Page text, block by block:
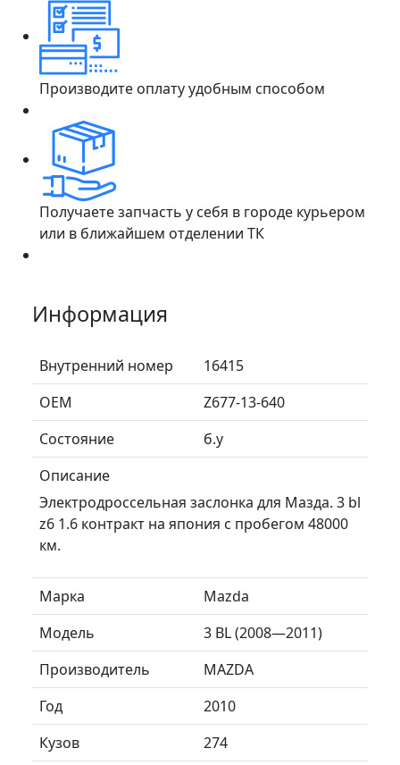
Производите оплату удобным способом
Получаете запчасть у себя в городе курьером
или в ближайшем отделении ТК
Информация
Внутренний номер
16415
ОЕМ
Z677-13-640
Состояние
б.у
Описание
Электродроссельная заслонка для Мазда. 3 bl
z6 1.6 контракт на япония с пробегом 48000
км.
Марка
Mazda
Модель
3 BL (2008—2011)
Производитель
MAZDA
Год
2010
Кузов
274